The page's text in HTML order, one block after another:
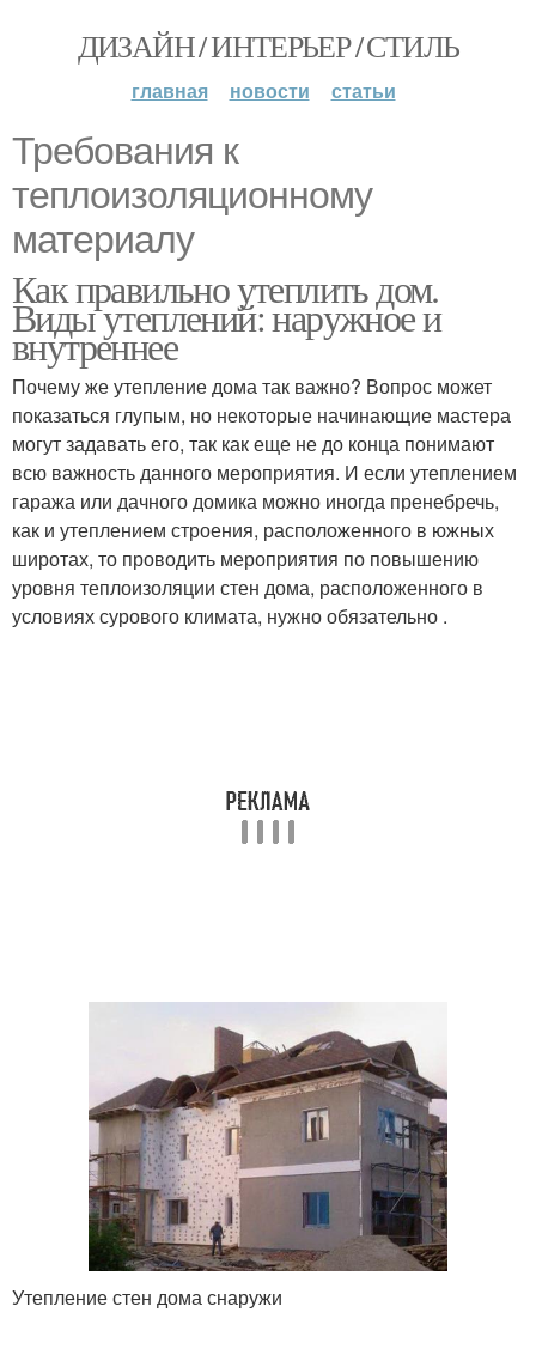
ДИЗАЙН / ИНТЕРЬЕР / СТИЛЬ
главная новости статьи
Требования к
теплоизоляционному
материалу
Как правильно утеплить дом.
Виды утеплений: наружное и
внутреннее
Почему же утепление дома так важно? Вопрос может
показаться глупым, но некоторые начинающие мастера
могут задавать его, так как еще не до конца понимают
всю важность данного мероприятия. И если утеплением
гаража или дачного домика можно иногда пренебречь,
как и утеплением строения, расположенного в южных
широтах, то проводить мероприятия по повышению
уровня теплоизоляции стен дома, расположенного в
условиях сурового климата, нужно обязательно .
Утепление стен дома снаружи